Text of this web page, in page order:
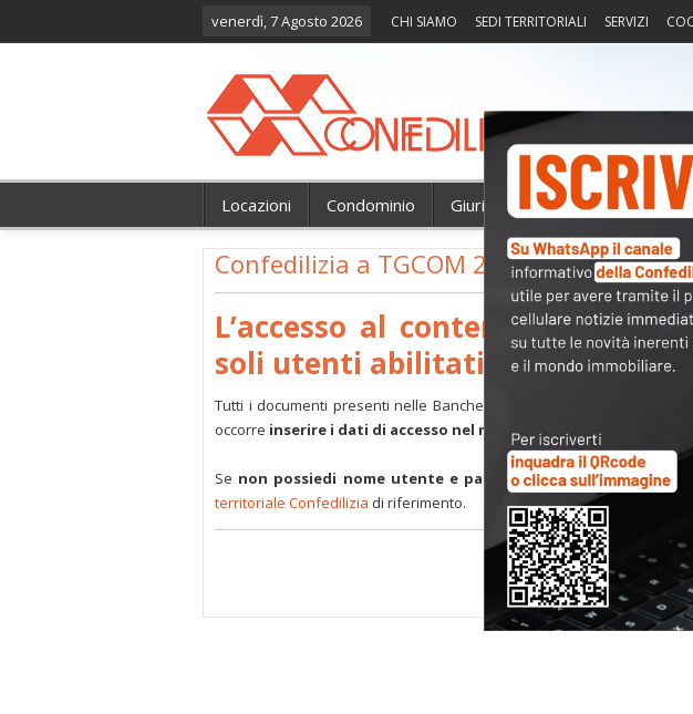
venerdì, 7 Agosto 2026 CHI SIAMO SEDI TERRITORIALI SERVIZI
Locazioni Condominio Giurisprudenza Fisco
Confedilizia a TGCOM 24
L’accesso al contenuto
soli utenti abilitati.
Tutti i documenti presenti nelle Banche dati sono
occorre inserire i dati di accesso nel modulo a destra della pagina
Se non possiedi nome utente e passwordoppure li haismarriti
territoriale Confedilizia di riferimento.